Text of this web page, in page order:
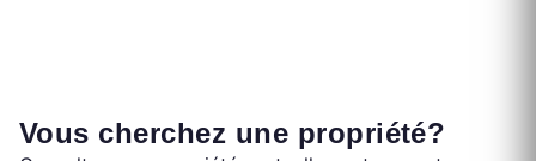
Vous cherchez une propriété?